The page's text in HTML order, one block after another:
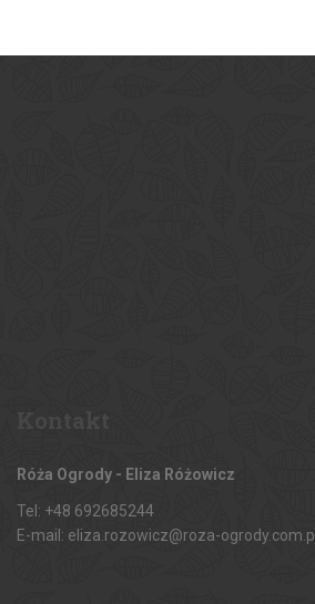
Róża Ogrody - Eliza Różowicz
Tel: +48 692685244
E-mail: eliza.rozowicz@roza-ogrody.com.pl